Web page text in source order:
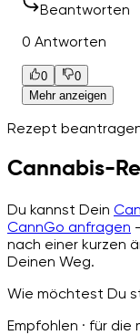
Beantworten
0 Antworten
0
0
Mehr anzeigen
Rezept
Cannabis-
Du kannst Dein
CannGo anfragen
nach einer kurzen
Deinen Weg.
Wie möchtest Du
Empfohlen · für die